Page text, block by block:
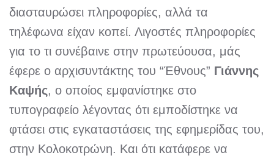
διασταυρώσει πληροφορίες, αλλά τα
τηλέφωνα είχαν κοπεί. Λιγοστές πληροφορίες
για το τι συνέβαινε στην πρωτεύουσα, μάς
έφερε ο αρχισυντάκτης του “Έθνους” Γιάννης
Καψής, ο οποίος εμφανίστηκε στο
τυπογραφείο λέγοντας ότι εμποδίστηκε να
φτάσει στις εγκαταστάσεις της εφημερίδας του,
στην Κολοκοτρώνη. Και ότι κατάφερε να